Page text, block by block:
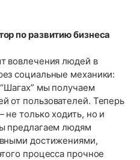
по развитию бизнеса
вовлечения людей в
социальные механики:
мы получаем
от пользователей. Теперь
только ходить, но и
предлагаем людям
достижениями,
процесса прочное